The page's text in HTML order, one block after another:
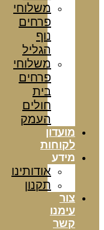
משלוחי
פרחים
נוף
הגליל
משלוחי
פרחים
בית
חולים
העמק
מועדון
לקוחות
מידע
אודותינו
תקנון
צור
עימנו
קשר